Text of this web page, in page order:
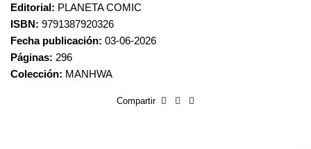
Editorial: PLANETA COMIC
ISBN: 9791387920326
Fecha publicación: 03-06-2026
Páginas: 296
Colección: MANHWA
Compartir